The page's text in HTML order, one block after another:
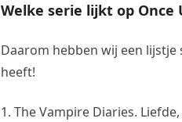
Welke serie lijkt op Once
Daarom hebben wij een
heeft!
The Vampire Diaries.